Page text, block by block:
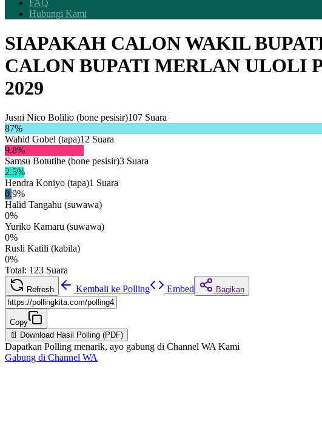
FAQ
Hubungi Kami
SIAPAKAH CALON WAKIL
CALON BUPATI MERLAN ULOLI
2029
Jusni Nico Bolilio (bone pesisir)107 Suara
87%
Wahid Gobel (tapa)12 Suara
9.8%
Samsu Botutihe (bone pesisir)3 Suara
2.5%
Hendra Koniyo (tapa)1 Suara
0.9%
Halid Tangahu (suwawa)
0%
Yuriko Kamaru (suwawa)
0%
Rusli Katili (kabila)
0%
Total: 123 Suara
Refresh Kembali ke Polling Embed Bagikan
Copy
📄 Download Hasil Polling (PDF)
Dapatkan Polling menarik, ayo gabung di Channel WA Kami
Gabung di Channel WA